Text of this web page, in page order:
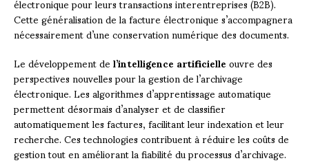
Cette généralisation de la facture électronique s’accompagnera
nécessairement d’une conservation numérique des documents.
Le développement del’intelligence artificielleouvre des
perspectives nouvelles pour la gestion de l’archivage
électronique. Les algorithmes d’apprentissage automatique
permettent désormais d’analyser et de classifier
automatiquement les factures, facilitant leur indexation et leur
recherche. Ces technologies contribuent à réduire les coûts de
gestion tout en améliorant la fiabilité du processus d’archivage.